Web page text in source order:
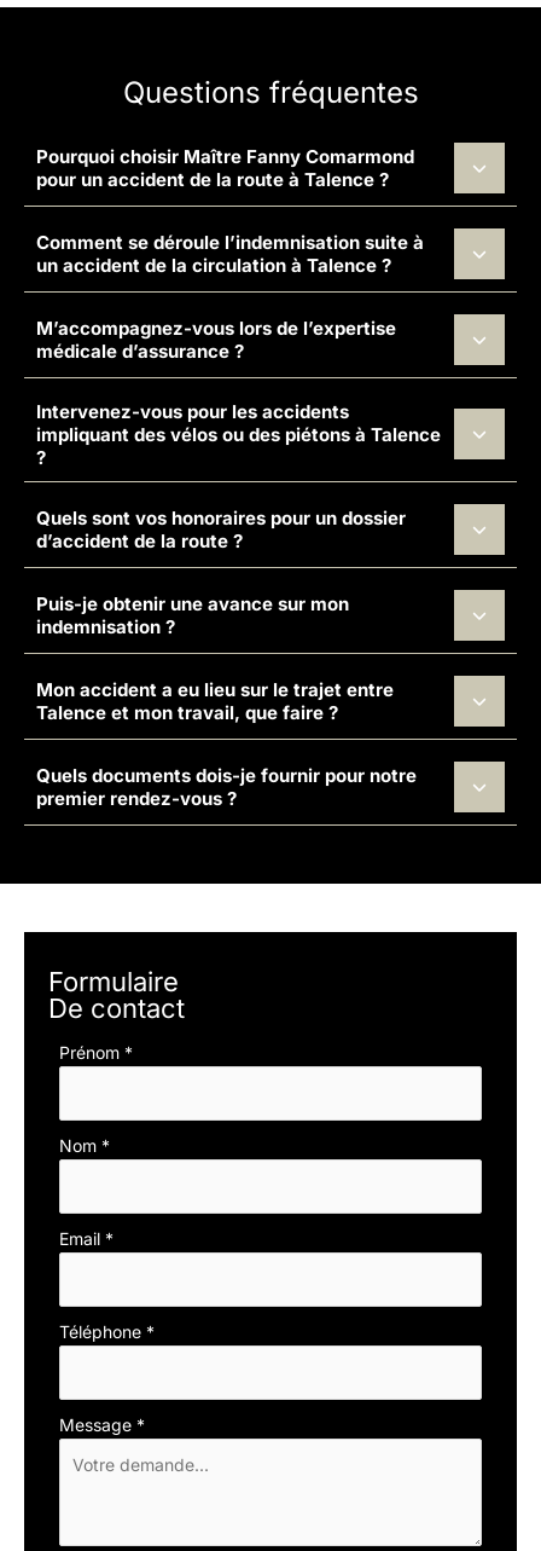
Questions fréquentes
Pourquoi choisir Maître Fanny Comarmond
pour un accident de la route à Talence ?
Comment se déroule l’indemnisation suite à
un accident de la circulation à Talence ?
M’accompagnez-vous lors de l’expertise
médicale d’assurance ?
Intervenez-vous pour les accidents
impliquant des vélos ou des piétons à Talence
?
Quels sont vos honoraires pour un dossier
d’accident de la route ?
Puis-je obtenir une avance sur mon
indemnisation ?
Mon accident a eu lieu sur le trajet entre
Talence et mon travail, que faire ?
Quels documents dois-je fournir pour notre
premier rendez-vous ?
Formulaire
De contact
Formulaire
Prénom *
Nom *
Email *
Téléphone *
Message *